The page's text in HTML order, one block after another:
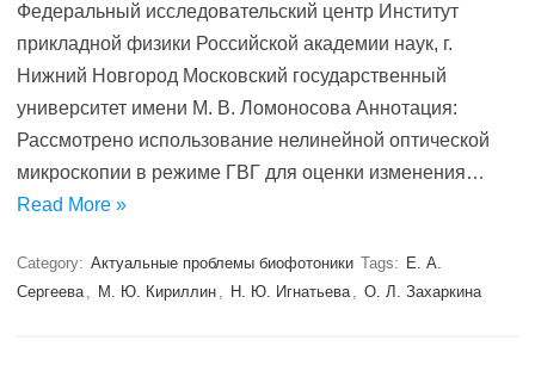
Федеральный исследовательский центр Институт
прикладной физики Российской академии наук, г.
Нижний Новгород Московский государственный
университет имени М. В. Ломоносова Аннотация:
Рассмотрено использование нелинейной оптической
микроскопии в режиме ГВГ для оценки изменения…
Read More »
Category: Актуальные проблемы биофотоники Tags: Е. А.
Сергеева , М. Ю. Кириллин , Н. Ю. Игнатьева , О. Л. Захаркина